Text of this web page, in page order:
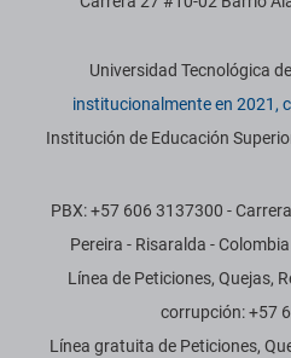
Información
Universidad Tecnológica
institucionalmente en 2021,
Institución de Educación
PBX: +57 606 3137300 -
Pereira - Risaralda -
Línea de Peticiones, Quejas,
corrupción: +57
Línea gratuita de Peticiones,